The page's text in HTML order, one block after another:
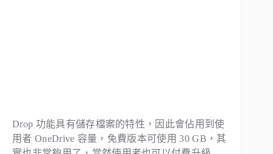
Drop 功能具有儲存檔案的特性，因此會佔用到使
用者 OneDrive 容量，免費版本可使用 30 GB，其